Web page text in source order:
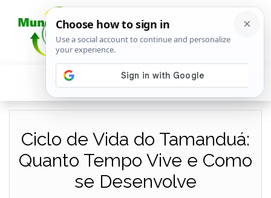
Ciclo de Vida do Tamanduá:
Quanto Tempo Vive e Como
se Desenvolve